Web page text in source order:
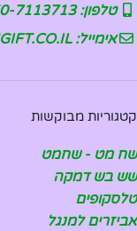
טלפון: 050-7113713
אימייל: SHOP@TENGIFT.CO.IL
קטגוריות מבוקשות
שח מט - שחמט
שש בש דמקה
טלסקופים
אביזרים למנגל